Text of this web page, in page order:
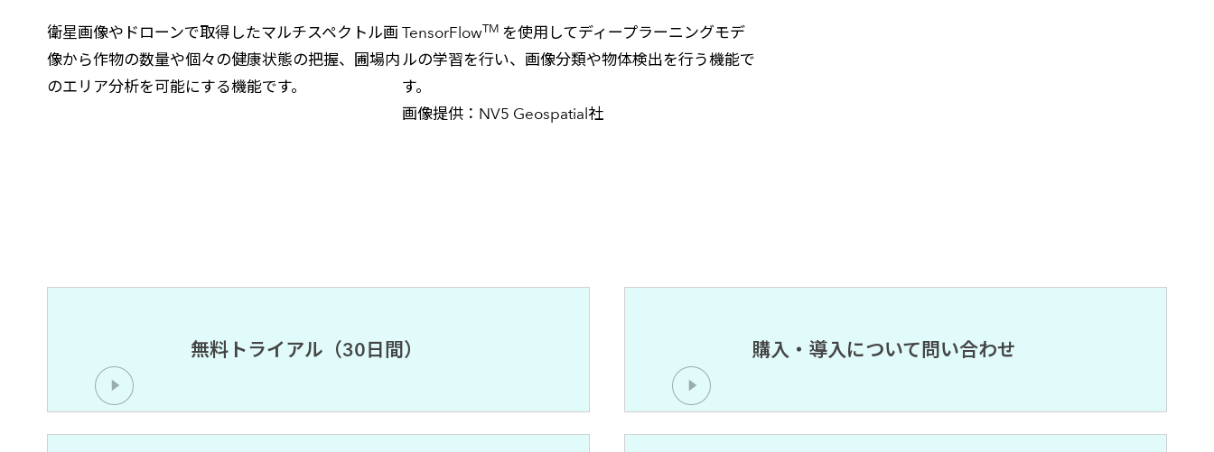
衛星画像やドローンで取得したマルチスペクトル画
像から作物の数量や個々の健康状態の把握、圃場内
のエリア分析を可能にする機能です。
TensorFlowTM を使用してディープラーニングモデ
ルの学習を行い、画像分類や物体検出を行う機能で
す。
画像提供：NV5 Geospatial社
無料トライアル（30日間） 購入・導入について問い合わせ